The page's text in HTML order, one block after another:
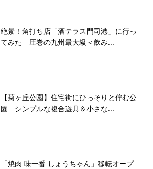
絶景！角打ち店「酒テラス門司港」に行っ
てみた 圧巻の九州最大級＜飲み...
【菊ヶ丘公園】住宅街にひっそりと佇む公
園 シンプルな複合遊具＆小さな...
「焼肉 味一番 しょうちゃん」移転オープ